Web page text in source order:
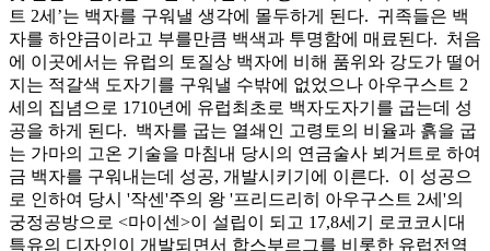
트 2세’는 백자를 구워낼 생각에 몰두하게 된다. 귀족들은 백
자를 하얀금이라고 부를만큼 백색과 투명함에 매료된다. 처음
에 이곳에서는 유럽의 토질상 백자에 비해 품위와 강도가 떨어
지는 적갈색 도자기를 구워낼 수밖에 없었으나 아우구스트 2
세의 집념으로 1710년에 유럽최초로 백자도자기를 굽는데 성
공을 하게 된다. 백자를 굽는 열쇄인 고령토의 비율과 흙을 굽
는 가마의 고온 기술을 마침내 당시의 연금술사 뵈거트로 하여
금 백자를 구워내는데 성공, 개발시키기에 이른다. 이 성공으
로 인하여 당시 '작센'주의 왕 '프리드리히 아우구스트 2세'의
궁정공방으로 <마이센>이 설립이 되고 17,8세기 로코코시대
특유의 디자인이 개발되면서 합스부르그를 비롯한 유럽전역